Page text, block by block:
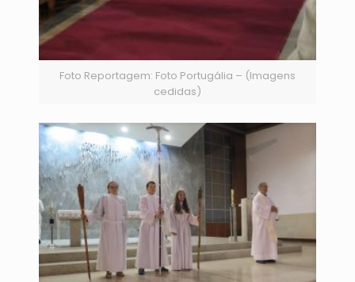
Foto Reportagem: Foto Portugália – (Imagens
cedidas)